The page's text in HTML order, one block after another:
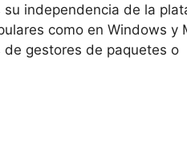
su independencia de la
como en Windows y
gestores de paquetes o